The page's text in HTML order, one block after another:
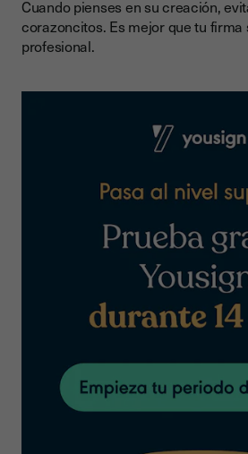
Cuando pienses en su creación,
corazoncitos. Es mejor que tu firma
profesional.